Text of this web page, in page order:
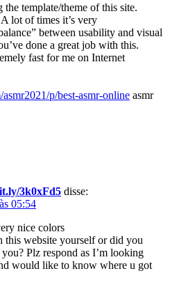
template/theme of this site.
lot of times it’s very
between usability and visual
done a great job with this.
fast for me on Internet
p/best-asmr-online asmr
3k0xFd5 disse:
05:54
nice colors
this website yourself or did you
Plz respond as I’m looking
would like to know where u got